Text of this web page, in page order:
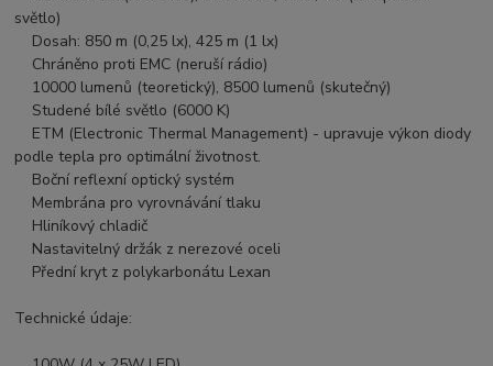
světlo)
Dosah: 850 m (0,25 lx), 425 m (1 lx)
Chráněno proti EMC (neruší rádio)
10000 lumenů (teoretický), 8500 lumenů (skutečný)
Studené bílé světlo (6000 K)
ETM (Electronic Thermal Management) - upravuje výkon diody
podle tepla pro optimální životnost.
Boční reflexní optický systém
Membrána pro vyrovnávání tlaku
Hliníkový chladič
Nastavitelný držák z nerezové oceli
Přední kryt z polykarbonátu Lexan
Technické údaje: